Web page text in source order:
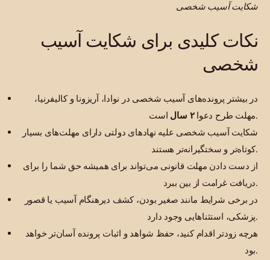
شکایت آسیب شخصی
شخصی
در بیشتر پرونده‌های آسیب شخصی در نوادا، آریزونا و کالیفرنیا،
مهلت طرح دعوا۲ سال
است.
شکایت آسیب شخصی علیه نهادهای دولتی دارای مهلت‌های بسیار
کوتاه‌تر و سختگیرانه‌تر هستند.
از دست دادن مهلت قانونی می‌تواند برای همیشه حق شما را برای
دریافت غرامت از بین ببرد.
در برخی شرایط مانند صغیر بودن، کشف دیرهنگام آسیب یا قصور
پزشکی، استثناهایی وجود دارد.
هرچه زودتر اقدام کنید، حفظ شواهد و اثبات پرونده آسان‌تر خواهد
بود.